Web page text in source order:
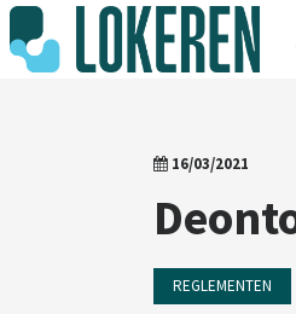
16/03/2021
REGLEMENTEN